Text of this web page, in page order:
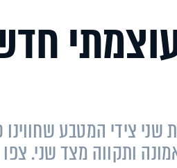
עוצמתי
צידי המטבע שחווינו
ותקווה מצד שני.